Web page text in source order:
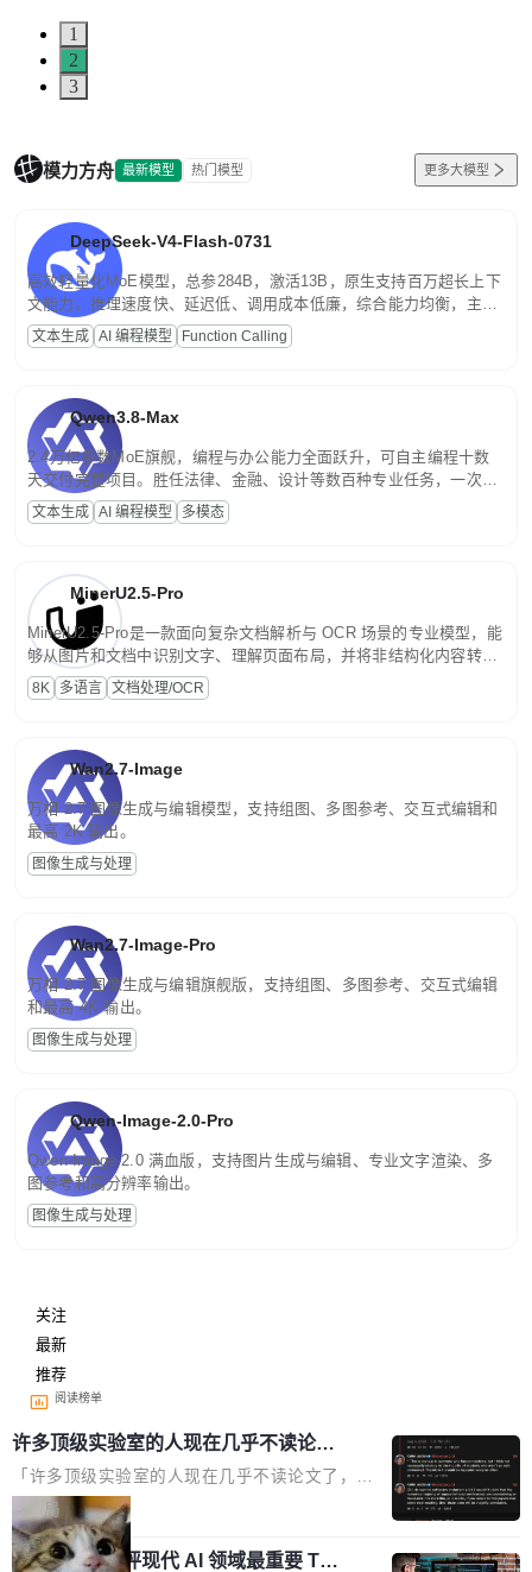
1
2
3
模力方舟 最新模型 热门模型 更多大模型
DeepSeek-V4-Flash-0731
高效轻量化MoE模型，总参284B，激活13B，原生支持百万超长上下
文能力。推理速度快、延迟低、调用成本低廉，综合能力均衡，主打
高并发、轻量化任务，适合日常对话、内容创作、基础 RAG、批量
文案处理等普惠刚需场景。
文本生成 AI 编程模型 Function Calling
Qwen3.8-Max
2.4万亿参数MoE旗舰，编程与办公能力全面跃升，可自主编程十数
天交付完整项目。胜任法律、金融、设计等数百种专业任务，一次对
话端到端交付生产级成果。原生视觉理解贯穿规划、执行与验证全流
程，支持超长文档与长视频的深度语义解析。长程任务中自主规划与
文本生成 AI 编程模型 多模态
MinerU2.5-Pro
MinerU2.5-Pro是一款面向复杂文档解析与 OCR 场景的专业模型，能
够从图片和文档中识别文字、理解页面布局，并将非结构化内容转换
为便于存储、检索和二次处理的结构化结果。
8K 多语言 文档处理/OCR
Wan2.7-Image
万相 2.7 图像生成与编辑模型，支持组图、多图参考、交互式编辑和
最高 2K 输出。
图像生成与处理
Wan2.7-Image-Pro
万相 2.7 图像生成与编辑旗舰版，支持组图、多图参考、交互式编辑
和最高 4K 输出。
图像生成与处理
Qwen-Image-2.0-Pro
Qwen-Image-2.0 满血版，支持图片生成与编辑、专业文字渲染、多
图参考和高分辨率输出。
图像生成与处理
关注
最新
推荐
阅读榜单
许多顶级实验室的人现在几乎不读论文
了
「许多顶级实验室的人现在几乎不读论文了，而
且他们认为 ICLR/ICML/NeurIPS 充斥着大量过
度宣传和欺诈。」 OpenAI 研究员 Keller Jorda
n 这条推文引发了广泛讨论。他不是在说风凉
局
xAI 前工程师评现代 AI 领域最重要 Top